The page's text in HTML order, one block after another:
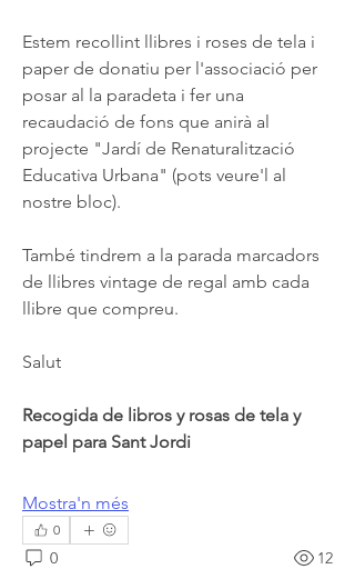
Estem recollint llibres i roses de tela i
paper de donatiu per l'associació per
posar al la paradeta i fer una
recaudació de fons que anirà al
projecte "Jardí de Renaturalització
Educativa Urbana" (pots veure'l al
nostre bloc).
També tindrem a la parada marcadors
de llibres vintage de regal amb cada
llibre que compreu.
Salut
Recogida de libros y rosas de tela y
papel para Sant Jordi
Mostra'n més
0
0 12